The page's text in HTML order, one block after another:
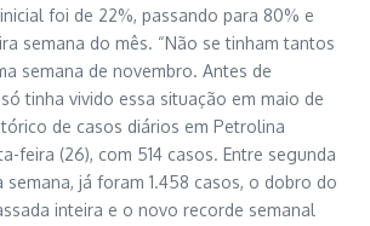
foi de 22%, passando para 80% e
semana do mês. “Não se tinham tantos
semana de novembro. Antes de
tinha vivido essa situação em maio de
de casos diários em Petrolina
feira (26), com 514 casos. Entre segunda
semana, já foram 1.458 casos, o dobro do
inteira e o novo recorde semanal